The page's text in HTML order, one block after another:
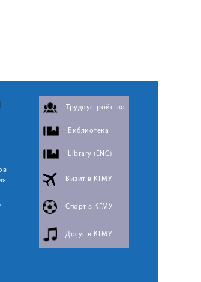
Трудоустройство
Библиотека
Library (ENG)
Визит в КГМУ
Спорт в КГМУ
Досуг в КГМУ